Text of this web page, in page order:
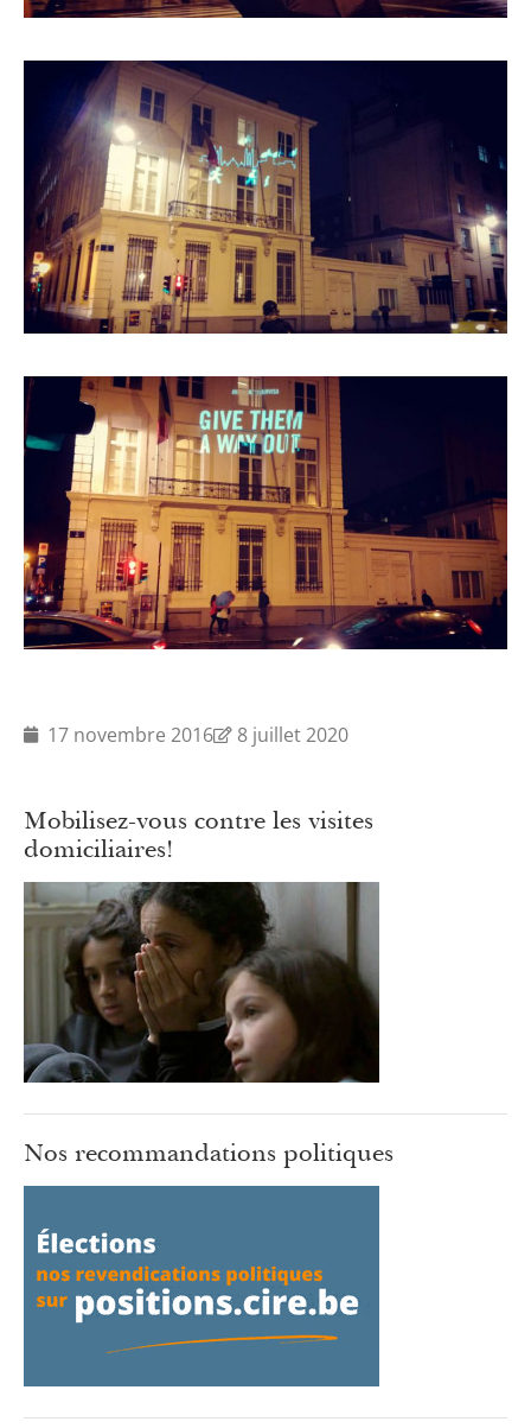
17 novembre 2016 8 juillet 2020
Mobilisez-vous contre les visites
domiciliaires!
Nos recommandations politiques